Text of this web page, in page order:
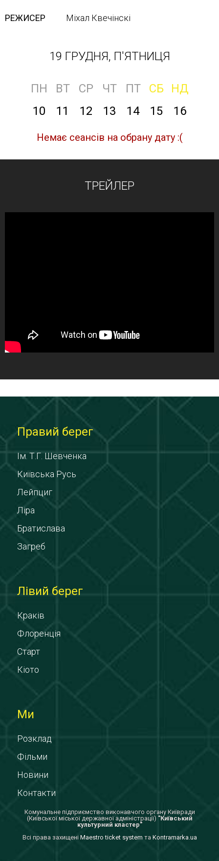
РЕЖИСЕР Міхал Квечінскі
19 ГРУДНЯ, П'ЯТНИЦЯ
ПН ВТ СР ЧТ ПТ СБ
НД
10
11 12 13 14 15 16
Немає сеансів на обрану дату :(
ТРЕЙЛЕР
Правий берег
Ім. Т.Г. Шевченка
Київська Русь
Лейпциг
Ліра
Братислава
Загреб
Лівий берег
Краків
Флоренція
Старт
Кіото
Ми
Розклад
Фільми
Новини
Контакти
Комунальне підприємство виконавчого органу Київради
(Київської міської державної адміністрації) "Київський
культурний кластер"
Всi права захищенi Maestro ticket system та Kontramarka.ua